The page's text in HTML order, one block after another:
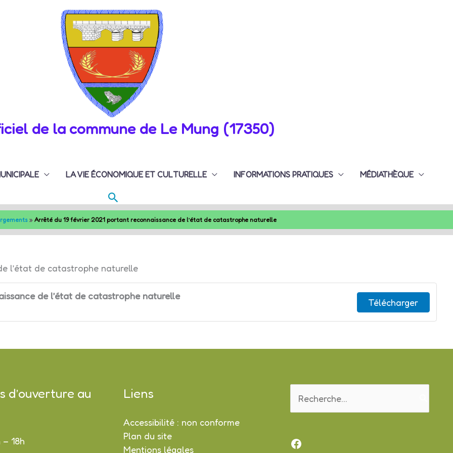
de la commune de Le Mung (17350)
LA VIE ÉCONOMIQUE ET CULTURELLE INFORMATIONS PRATIQUES MÉDIATHÈQUE
Rechercher
Arrêté du 19 février 2021 portant reconnaissance de l’état de catastrophe naturelle
l’état de catastrophe naturelle
de l’état de catastrophe naturelle
Télécharger
d’ouverture au
– 18h
Liens
Accessibilité : non conforme
Plan du site
Mentions légales
Facebook